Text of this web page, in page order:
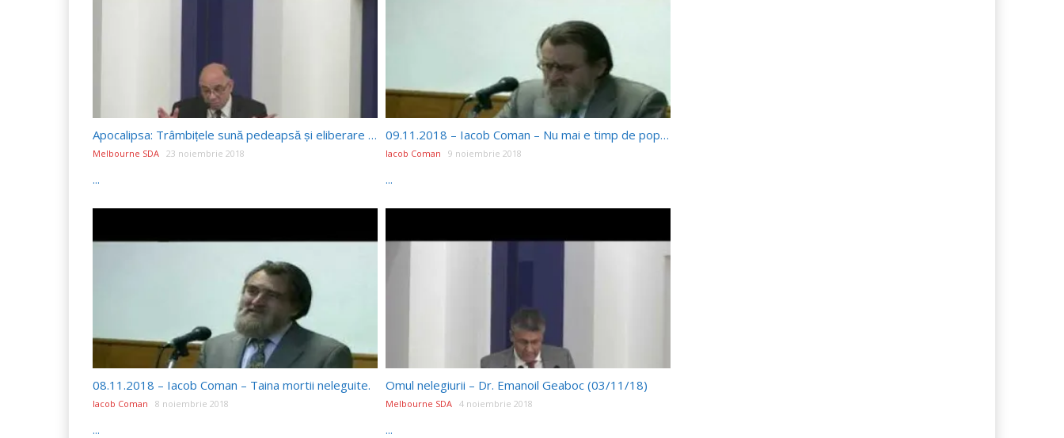
Apocalipsa: Trâmbițele sună pedeapsă și eliberare (pt 24) – Pr. Paul Boeru (17/11/18)
Melbourne SDA 23 noiembrie 2018
...
09.11.2018 – Iacob Coman – Nu mai e timp de popasuri!
Iacob Coman 9 noiembrie 2018
...
08.11.2018 – Iacob Coman – Taina mortii neleguite.
Iacob Coman 8 noiembrie 2018
...
Omul nelegiurii – Dr. Emanoil Geaboc (03/11/18)
Melbourne SDA 4 noiembrie 2018
...